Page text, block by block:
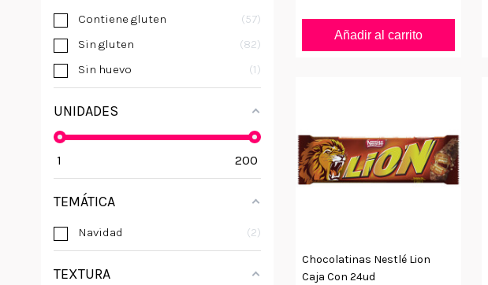
Contiene gluten
57
Sin gluten
82
Sin huevo
1
UNIDADES
1 200
TEMÁTICA
Navidad 2
TEXTURA
Añadir al carrito
Chocolatinas Nestlé Lion
Caja Con 24ud